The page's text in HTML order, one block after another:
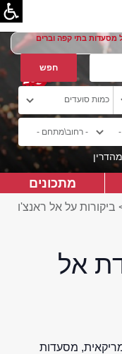
מסעדות בתי קפה וברים
מהדרין
מתכונים
ביקורות על אל ראנצ'ו
אל
מסעדות